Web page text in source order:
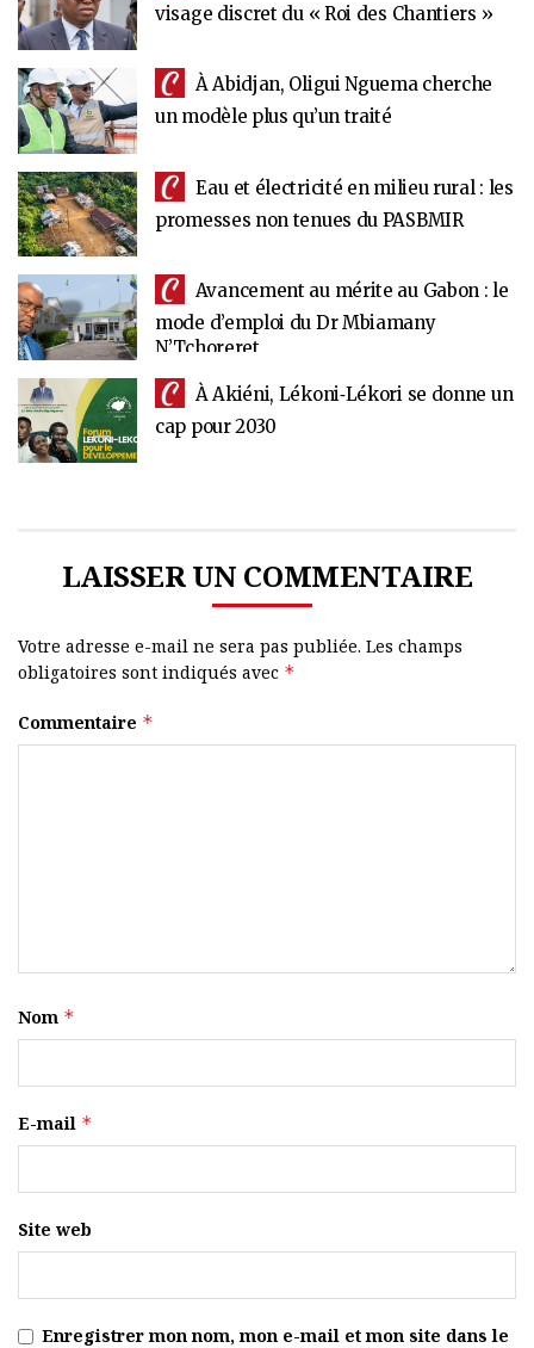
visage discret du « Roi des Chantiers »
À Abidjan, Oligui Nguema cherche
un modèle plus qu’un traité
Eau et électricité en milieu rural : les
promesses non tenues du PASBMIR
Avancement au mérite au Gabon : le
mode d’emploi du Dr Mbiamany
N’Tchoreret
À Akiéni, Lékoni‑Lékori se donne un
cap pour 2030
LAISSER UN COMMENTAIRE
Votre adresse e-mail ne sera pas publiée. Les champs
obligatoires sont indiqués avec *
Commentaire *
Nom *
E-mail *
Site web
Enregistrer mon nom, mon e-mail et mon site dans le